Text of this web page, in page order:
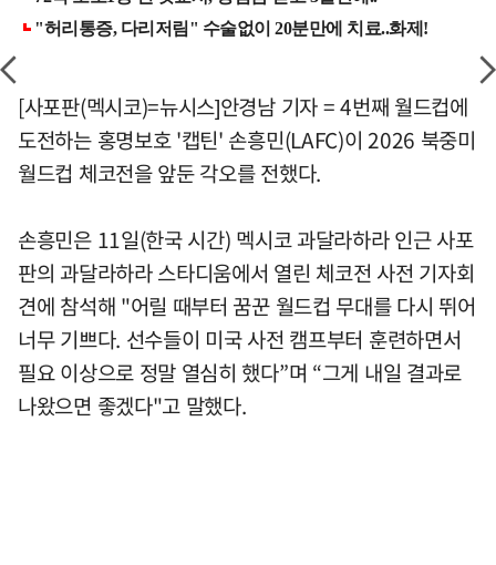
[사포판(멕시코)=뉴시스]안경남 기자 = 4번째 월드컵에
도전하는 홍명보호 '캡틴' 손흥민(LAFC)이 2026 북중미
월드컵 체코전을 앞둔 각오를 전했다.
손흥민은 11일(한국 시간) 멕시코 과달라하라 인근 사포
판의 과달라하라 스타디움에서 열린 체코전 사전 기자회
견에 참석해 "어릴 때부터 꿈꾼 월드컵 무대를 다시 뛰어
너무 기쁘다. 선수들이 미국 사전 캠프부터 훈련하면서
필요 이상으로 정말 열심히 했다”며 “그게 내일 결과로
나왔으면 좋겠다"고 말했다.